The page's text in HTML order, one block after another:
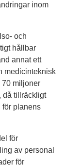
inom
och
hållbar
annat ett
medicinteknisk
70 miljoner
då tillräckligt
för planens
för
av personal
för